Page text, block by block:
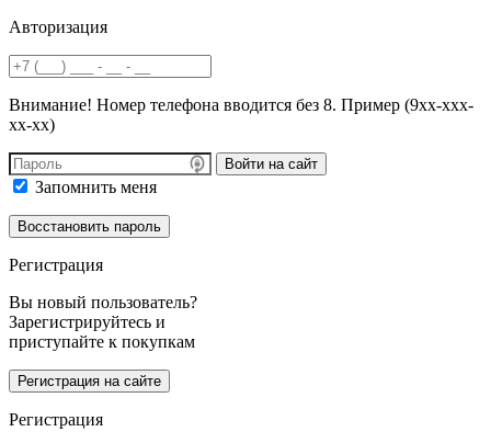
Авторизация
Внимание! Номер телефона вводится без 8. Пример (9хх-ххх-
хх-хх)
Войти на сайт
Запомнить меня
Регистрация
Вы новый пользователь?
Зарегистрируйтесь и
приступайте к покупкам
Регистрация